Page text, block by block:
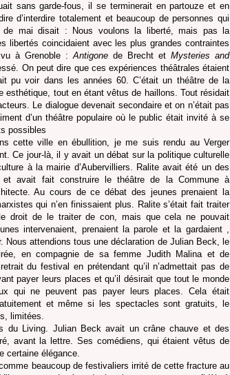
sans garde-fous, il se terminerait en partouze et en
d’interdire totalement et beaucoup de personnes qui
de mai disait : Nous voulons la liberté, mais pas la
libertés coincidaient avec les plus grandes contraintes
vu à Grenoble :Antigone de Brecht et Mysteries and
On peut dire que ces expériences théâtrales étaient
pu voir dans les années 60. C’était un théâtre de la
esthétique, tout en étant vêtus de haillons. Tout résidait
Le dialogue devenait secondaire et on n’était pas
d’un théâtre populaire où le public était invité à se
possibles
cette ville en ébullition, je me suis rendu au Verger
Ce jour-là, il y avait un débat sur la politique culturelle
à la mairie d’Aubervilliers. Ralite avait été un des
et avait fait construire le théâtre de la Commune à
Au cours de ce débat des jeunes prenaient la
qui n’en finissaient plus. Ralite s’était fait traiter
droit de le traiter de con, mais que cela ne pouvait
intervenaient, prenaient la parole et la gardaient ,
Nous attendions tous une déclaration de Julian Beck, le
en compagnie de sa femme Judith Malina et de
du festival en prétendant qu’il n’admettait pas de
payer leurs places et qu’il désirait que tout le monde
qui ne peuvent pas payer leurs places. Cela était
et même si les spectacles sont gratuits, le
limitées.
du Living. Julian Beck avait un crâne chauve et des
avant la lettre. Ses comédiens, qui étaient vêtus de
certaine élégance.
beaucoup de festivaliers irrité de cette fracture au